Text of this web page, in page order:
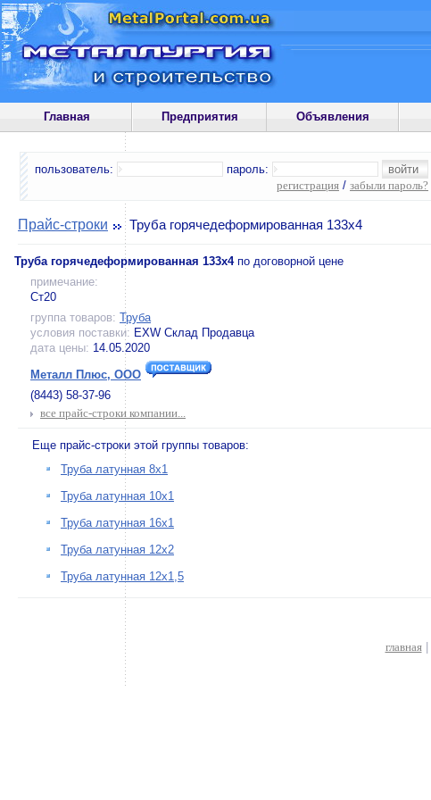
Главная Предприятия Объявления
пользователь:
пароль:
регистрация / забыли пароль?
Прайс-строки Труба горячедеформированная 133х4
Труба горячедеформированная 133х4по договорной цене
примечание:
Ст20
группа товаров: Труба
условия поставки: EXW Склад Продавца
дата цены: 14.05.2020
Металл Плюс, ООО
(8443) 58-37-96
все прайс-строки компании...
Еще прайс-строки этой группы товаров:
Труба латунная 8х1
Труба латунная 10х1
Труба латунная 16х1
Труба латунная 12х2
Труба латунная 12х1,5
главная|